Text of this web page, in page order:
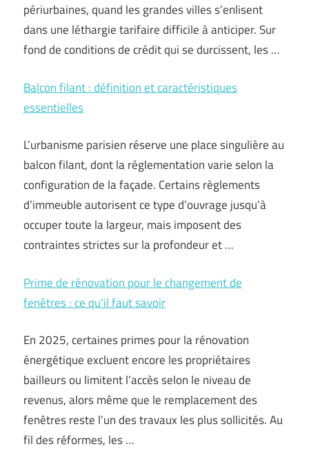
périurbaines, quand les grandes villes s’enlisent
dans une léthargie tarifaire difficile à anticiper. Sur
fond de conditions de crédit qui se durcissent, les …
Balcon filant : définition et caractéristiques
essentielles
L’urbanisme parisien réserve une place singulière au
balcon filant, dont la réglementation varie selon la
configuration de la façade. Certains règlements
d’immeuble autorisent ce type d’ouvrage jusqu’à
occuper toute la largeur, mais imposent des
contraintes strictes sur la profondeur et …
Prime de rénovation pour le changement de
fenêtres : ce qu’il faut savoir
En 2025, certaines primes pour la rénovation
énergétique excluent encore les propriétaires
bailleurs ou limitent l’accès selon le niveau de
revenus, alors même que le remplacement des
fenêtres reste l’un des travaux les plus sollicités. Au
fil des réformes, les …